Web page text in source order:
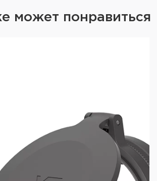
может понравиться